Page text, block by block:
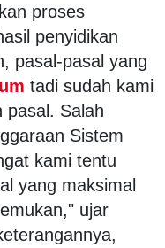
proses
penyidikan
pasal-pasal yang
tadi sudah kami
pasal. Salah
Sistem
kami tentu
yang maksimal
ujar